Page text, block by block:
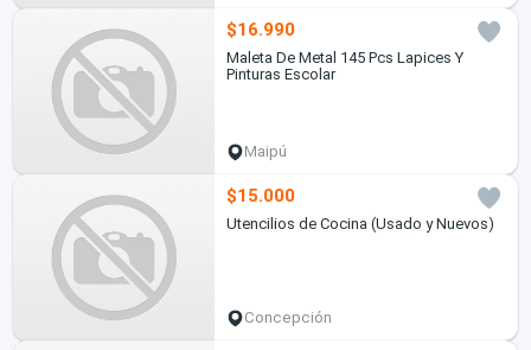
$16.990
Maleta De Metal 145 Pcs Lapices Y
Pinturas Escolar
Maipú
$15.000
Utencilios de Cocina (Usado y Nuevos)
Concepción